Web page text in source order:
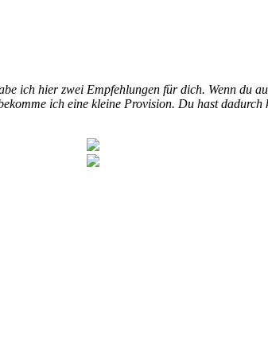
ich hier zwei Empfehlungen für dich. Wenn du
ich eine kleine Provision. Du hast